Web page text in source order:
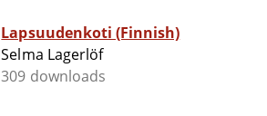
Lapsuudenkoti (Finnish)
Selma Lagerlöf
309 downloads